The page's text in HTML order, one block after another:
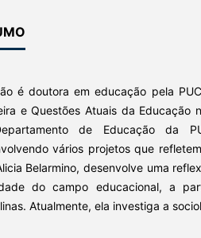
é doutora em educação pela
e Questões Atuais da Educação
de Educação da
vários projetos que
Belarmino, desenvolve uma
do campo educacional, a
Atualmente, ela investiga a